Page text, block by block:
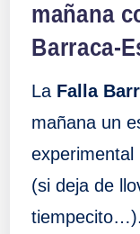
mañana
Barraca-
La Falla
mañana un
experimental
(si deja de
tiempecito…).